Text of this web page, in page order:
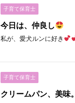
子育て保育士
今日は、仲良し
私が、愛犬ルンに好き
子育て保育士
クリームパン、美味。